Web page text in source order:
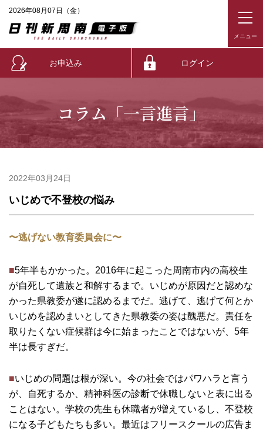
2026年08月07日（金）
お申込み ログイン
コラム「一言進言」
2022年03月24日
いじめで不登校の悩み
〜逃げない教育委員会に〜
■5年半もかかった。2016年に起こった周南市内の高校生
が自死して遺族と和解するまで。いじめが原因だと認めな
かった県教委が遂に認めるまでだ。逃げて、逃げて何とか
いじめを認めまいとしてきた県教委の姿は醜悪だ。責任を
取りたくない症候群は今に始まったことではないが、5年
半は長すぎだ。
■いじめの問題は根が深い。今の社会ではパワハラと言う
が、自死するか、精神科医の診断で休職しないと表に出る
ことはない。学校の先生も休職者が増えているし、不登校
になる子どもたちも多い。最近はフリースクールの広告ま